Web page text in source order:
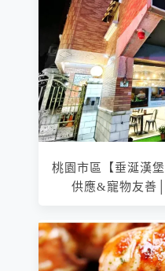
桃園市區【垂涎漢
供應&寵物友善